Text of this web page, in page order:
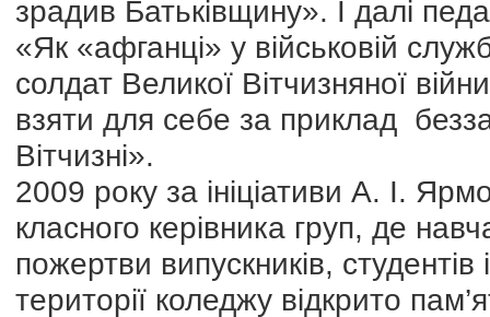
зрадив Батьківщину». І далі
«Як «афганці» у військовій
солдат Великої Вітчизняної
взяти для себе за приклад
Вітчизні».
2009 року за ініціативи А. І.
класного керівника груп, де
пожертви випускників,
території коледжу відкрито